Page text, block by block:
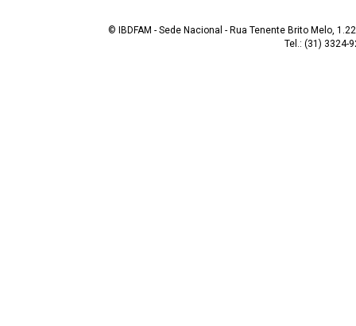
© IBDFAM - Sede Nacional - Rua Tenente Brito Melo,
Tel.: (31) 3324-